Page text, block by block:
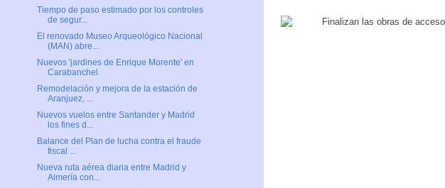
Tiempo de paso estimado por los controles
de segur...
El renovado Museo Arqueológico Nacional
(MAN) abre...
Nuevos 'jardines de Enrique Morente' en
Carabanchel
Remodelación y mejora de la estación de
Aranjuez, ...
Nuevos vuelos entre Santander y Madrid
los fines d...
Balance del Plan de lucha contra el fraude
fiscal ...
Nueva ruta aérea diaria entre Madrid y
Almería con...